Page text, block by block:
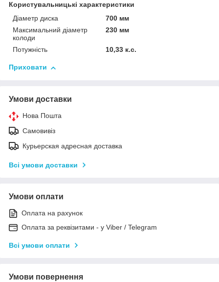
Користувальницькі характеристики
Діаметр диска
700 мм
Максимальний діаметр
колоди
230 мм
Потужність 10,33 к.с.
Приховати
Умови доставки
Нова Пошта
Самовивіз
Курьерская адресная доставка
Всі умови доставки
Умови оплати
Оплата на рахунок
Оплата за реквізитами - у Viber / Telegram
Всі умови оплати
Умови повернення